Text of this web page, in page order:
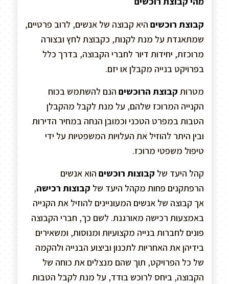
קבוצת רוכשיםהיא קבוצה של אנשים, לרוב פרטיים,
שמתאגדת על מנת לקנות, כקבוצת לחץ ובצורה
מרוכזת, יחידות דיור לחברי הקבוצה, בדרך כלל
בפרויקט בנייה מקבלן או יזם.
מטרות קבוצת הרוכשיםהנם להשתמש בכוח
הקנייה המרוכז שלהם, על מנת לקבל מהקבלן
הטבות במפרט הטכני וכמובן הנחה במחיר הדירות
ובין היתר להוזיל את העלויות המשפטיות על ידי
טיפול משפטי מרוכז.
קהל היעד של קבוצות רוכשיםהוא אנשים
הרפתקנים פחות מקהל היעד של קבוצות רכישה,
אך קבוצה של אנשים המעוניינים להוזיל את הקנייה
באמצעות רכישה מאורגנת. לשם כך, חברי הקבוצה
פונים לחברות בנייה מקצועיות ומנוסות, ומשאירים
בידיהן את האחריות לתכנון וביצוע הבנייה ולהקמה
של כל הפרויקט, תוך שהם מנצלים את כוחה של
הקבוצה, ביחס לרוכש בודד, על מנת לקבל הטבות